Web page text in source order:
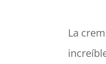
La